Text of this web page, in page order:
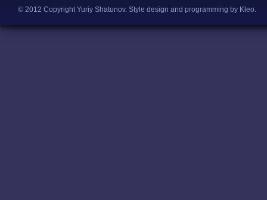
© 2012 Copyright Yuriy Shatunov. Style design and programming by Kleo.